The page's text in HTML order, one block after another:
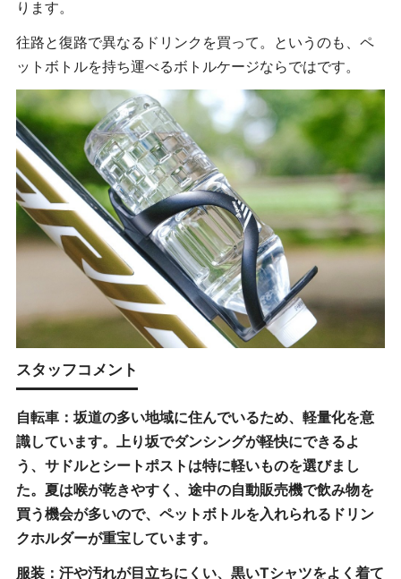
ります。
往路と復路で異なるドリンクを買って。というのも、ペ
ットボトルを持ち運べるボトルケージならではです。
スタッフコメント
自転車：坂道の多い地域に住んでいるため、軽量化を意
識しています。上り坂でダンシングが軽快にできるよ
う、サドルとシートポストは特に軽いものを選びまし
た。夏は喉が乾きやすく、途中の自動販売機で飲み物を
買う機会が多いので、ペットボトルを入れられるドリン
クホルダーが重宝しています。
服装：汗や汚れが目立ちにくい、黒いTシャツをよく着て